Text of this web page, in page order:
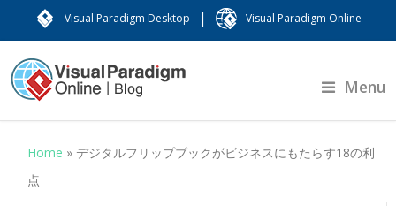
Visual Paradigm Desktop | Visual Paradigm Online
Menu
Home »デジタルフリップブックがビジネスにもたらす18の利
点